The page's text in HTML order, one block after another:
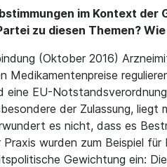
im Kontext der
zu diesen Themen?
(Oktober 2016)
Medikamentenpreise
eine EU-
der Zulassung,
es nicht, dass es
wurden zum Beispiel
Gewichtung ein: